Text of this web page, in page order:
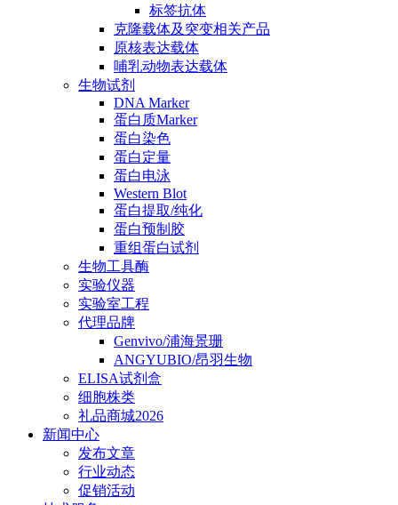
标签抗体
克隆载体及突变相关产品
原核表达载体
哺乳动物表达载体
生物试剂
DNA Marker
蛋白质Marker
蛋白染色
蛋白定量
蛋白电泳
Western Blot
蛋白提取/纯化
蛋白预制胶
重组蛋白试剂
生物工具酶
实验仪器
实验室工程
代理品牌
Genvivo/浦海景珊
ANGYUBIO/昂羽生物
ELISA试剂盒
细胞株类
礼品商城2026
新闻中心
发布文章
行业动态
促销活动